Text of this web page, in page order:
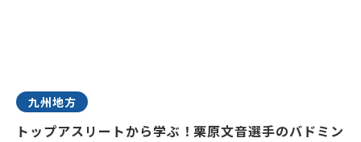
九州地方
トップアスリートから学ぶ！栗原文音選手のバドミン